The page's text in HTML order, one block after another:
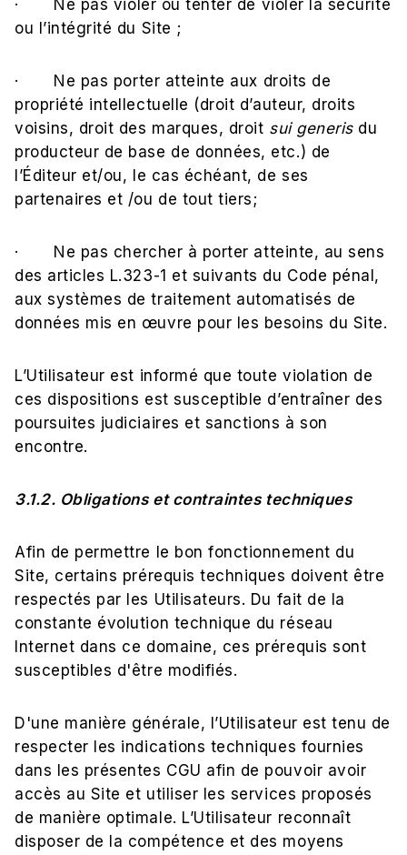
· Ne pas violer ou tenter de violer la sécurité
ou l’intégrité du Site ;
· Ne pas porter atteinte aux droits de
propriété intellectuelle (droit d’auteur, droits
voisins, droit des marques, droit sui generisdu
producteur de base de données, etc.) de
l’Éditeur et/ou, le cas échéant, de ses
partenaires et /ou de tout tiers;
· Ne pas chercher à porter atteinte, au sens
des articles L.323-1 et suivants du Code pénal,
aux systèmes de traitement automatisés de
données mis en œuvre pour les besoins du Site.
L’Utilisateur est informé que toute violation de
ces dispositions est susceptible d’entraîner des
poursuites judiciaires et sanctions à son
encontre.
3.1.2. Obligations et contraintes techniques
Afin de permettre le bon fonctionnement du
Site, certains prérequis techniques doivent être
respectés par les Utilisateurs. Du fait de la
constante évolution technique du réseau
Internet dans ce domaine, ces prérequis sont
susceptibles d'être modifiés.
D'une manière générale, l’Utilisateur est tenu de
respecter les indications techniques fournies
dans les présentes CGU afin de pouvoir avoir
accès au Site et utiliser les services proposés
de manière optimale. L’Utilisateur reconnaît
disposer de la compétence et des moyens